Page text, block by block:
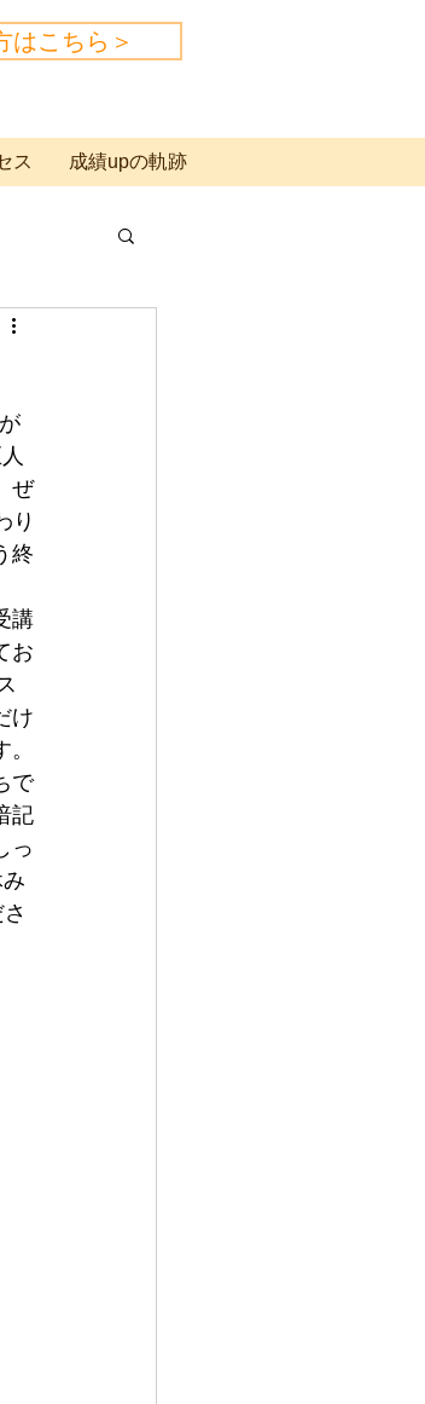
はこちら＞
ス 成績upの軌跡
ぜ
り
終
講
お
け
で
記
っ